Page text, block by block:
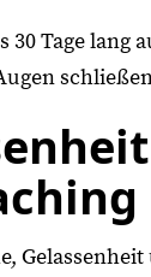
30 Tage lang